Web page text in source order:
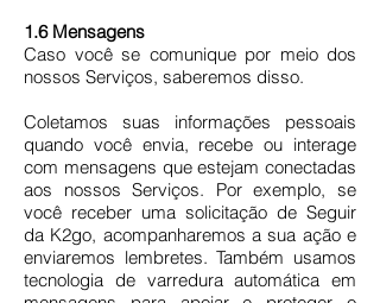
1.6 Mensagens
Caso você se comunique por meio dos
nossos Serviços, saberemos disso.
Coletamos suas informações pessoais
quando você envia, recebe ou interage
com mensagens que estejam conectadas
aos nossos Serviços. Por exemplo, se
você receber uma solicitação de Seguir
da K2go, acompanharemos a sua ação e
enviaremos lembretes. Também usamos
tecnologia de varredura automática em